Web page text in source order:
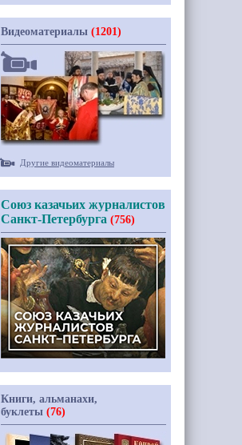
Видеоматериалы (1201)
Другие видеоматериалы
Союз казачьих журналистов
Санкт-Петербурга (756)
Книги, альманахи,
буклеты (76)